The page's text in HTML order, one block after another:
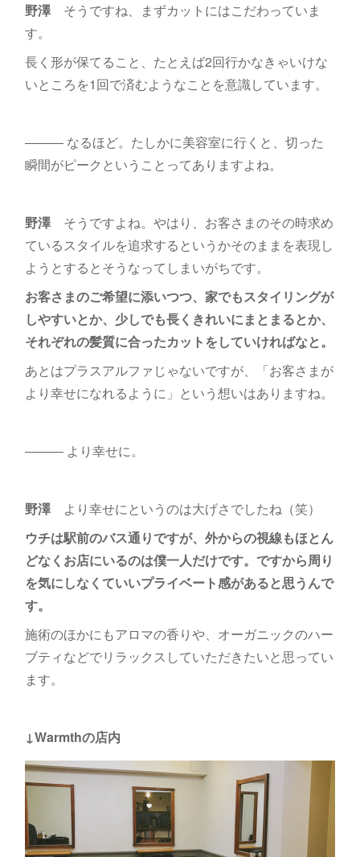
野澤そうですね、まずカットにはこだわっていま
す。
長く形が保てること、たとえば2回行かなきゃいけな
いところを1回で済むようなことを意識しています。
――― なるほど。たしかに美容室に行くと、切った
瞬間がピークということってありますよね。
野澤そうですよね。やはり、お客さまのその時求め
ているスタイルを追求するというかそのままを表現し
ようとするとそうなってしまいがちです。
お客さまのご希望に添いつつ、家でもスタイリングが
しやすいとか、少しでも長くきれいにまとまるとか、
それぞれの髪質に合ったカットをしていければなと。
あとはプラスアルファじゃないですが、「お客さまが
より幸せになれるように」という想いはありますね。
――― より幸せに。
野澤より幸せにというのは大げさでしたね（笑）
ウチは駅前のバス通りですが、外からの視線もほとん
どなくお店にいるのは僕一人だけです。ですから周り
を気にしなくていいプライベート感があると思うんで
す。
施術のほかにもアロマの香りや、オーガニックのハー
ブティなどでリラックスしていただきたいと思ってい
ます。
↓Warmthの店内